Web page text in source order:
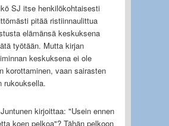
SJ itse henkilökohtaisesti
pitää ristiinnaulittua
elämänsä keskuksena
työtään. Mutta kirjan
keskuksena ei ole
korottaminen, vaan sairasten
rukouksella.
kirjoittaa: "Usein ennen
koen pelkoa"? Tähän pelkoon